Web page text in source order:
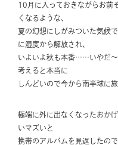
10月に入っておきながらお前
くなるような、
夏の幻想にしがみついた気候
に湿度から解放され、
いよいよ秋も本番……いやだ～
考えると本当に
しんどいので今から南半球に
極端に外に出なくなったおか
いマズいと
携帯のアルバムを見返したの